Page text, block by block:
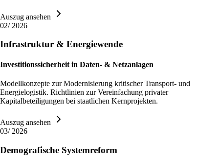
Auszug ansehen
02/ 2026
Infrastruktur & Energiewende
Investitionssicherheit in Daten- & Netzanlagen
Modellkonzepte zur Modernisierung kritischer Transport- und
Energielogistik. Richtlinien zur Vereinfachung privater
Kapitalbeteiligungen bei staatlichen Kernprojekten.
Auszug ansehen
03/ 2026
Demografische Systemreform